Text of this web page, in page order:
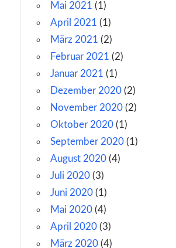
Mai 2021 (1)
April 2021 (1)
März 2021 (2)
Februar 2021 (2)
Januar 2021 (1)
Dezember 2020 (2)
November 2020 (2)
Oktober 2020 (1)
September 2020 (1)
August 2020 (4)
Juli 2020 (3)
Juni 2020 (1)
Mai 2020 (4)
April 2020 (3)
März 2020 (4)